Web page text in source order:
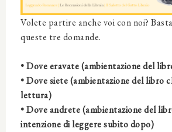
Volete partire anche voi con noi?
queste tre domande.
• Dove eravate (ambientazione del
• Dove siete (ambientazione del libro
lettura)
• Dove andrete (ambientazione del
intenzione di leggere subito dopo)